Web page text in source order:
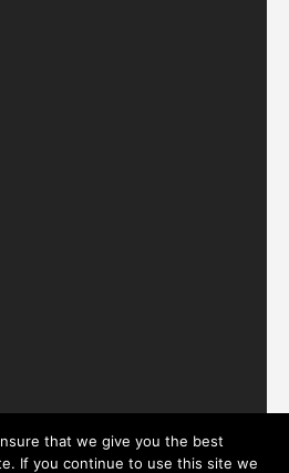
that we give you the best
If you continue to use this site we